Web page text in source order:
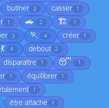
butiner 2 casser 1
1 🚗 2 🏗️ 1
3 🏃 4 créer 1
💃 4 debout 2
disparaître 1 😴 1
1 équilibrer 1
1
être attaché 1